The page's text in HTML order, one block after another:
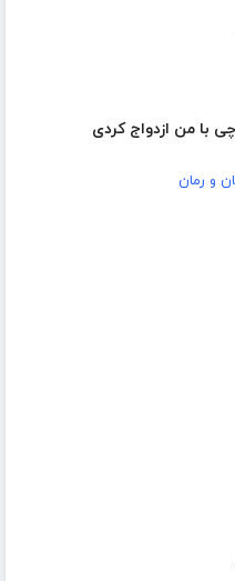
با من ازدواج کردی
و رمان